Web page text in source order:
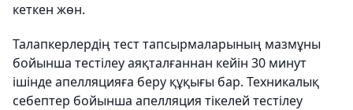
кеткен жөн.
Талапкерлердің тест тапсырмаларының мазмұны
бойынша тестілеу аяқталғаннан кейін 30 минут
ішінде апелляцияға беру құқығы бар. Техникалық
себептер бойынша апелляция тікелей тестілеу